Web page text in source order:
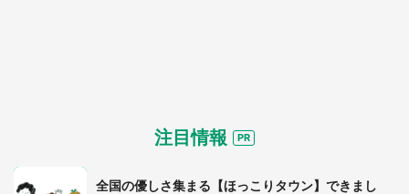
注目情報
全国の優しさ集まる【ほっこりタウン】できまし